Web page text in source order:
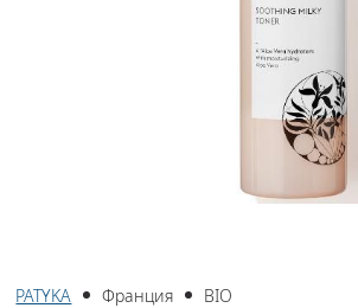
PATYKA Франция
BIO